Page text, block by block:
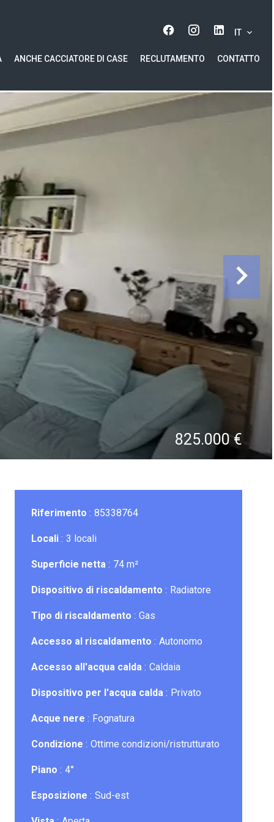
IT
ANCHE CACCIATORE DI CASE RECLUTAMENTO CONTATTO
825.000 €
Riferimento 85338764
Locali 3 locali
Superficie netta 74 m²
Dispositivo di riscaldamento Radiatore
Tipo di riscaldamento Gas
Accesso al riscaldamento Autonomo
Accesso all'acqua calda Caldaia
Dispositivo per l'acqua calda Privato
Acque nere Fognatura
Condizione Ottime condizioni/ristrutturato
Piano 4°
Esposizione Sud-est